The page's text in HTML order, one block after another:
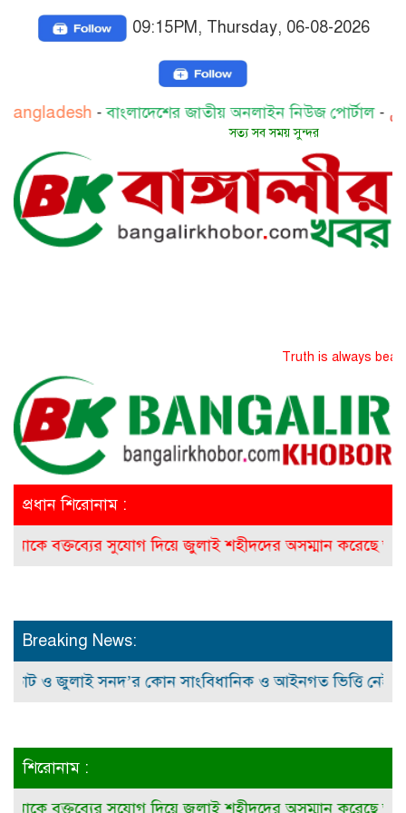
09:15PM, Thursday, 06-08-2026
-বাংলাদেশের জাতীয় অনলাইন নিউজ পোর্টাল-لبنغلاديش
সত্য সব সময় সুন্দর
Truth is always beautiful
প্রধান শিরোনাম :
বক্তব্যের সুযোগ দিয়ে জুলাই শহীদদের অসম্মান করেছে ভারত:
Breaking News:
সনদ’র কোন সাংবিধানিক ও আইনগত ভিত্তি নেই: ম.ম.
শিরোনাম :
বক্তব্যের সুযোগ দিয়ে জুলাই শহীদদের অসম্মান করেছে ভারত: